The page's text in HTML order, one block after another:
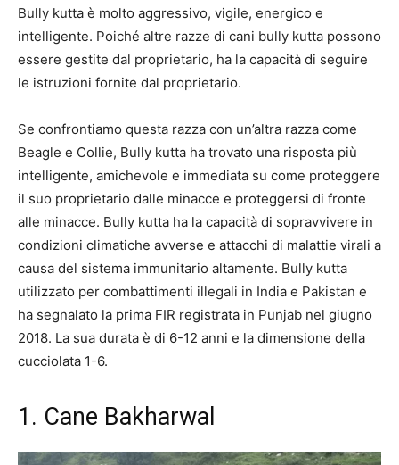
Bully kutta è molto aggressivo, vigile, energico e
intelligente. Poiché altre razze di cani bully kutta possono
essere gestite dal proprietario, ha la capacità di seguire
le istruzioni fornite dal proprietario.
Se confrontiamo questa razza con un’altra razza come
Beagle e Collie, Bully kutta ha trovato una risposta più
intelligente, amichevole e immediata su come proteggere
il suo proprietario dalle minacce e proteggersi di fronte
alle minacce. Bully kutta ha la capacità di sopravvivere in
condizioni climatiche avverse e attacchi di malattie virali a
causa del sistema immunitario altamente. Bully kutta
utilizzato per combattimenti illegali in India e Pakistan e
ha segnalato la prima FIR registrata in Punjab nel giugno
2018. La sua durata è di 6-12 anni e la dimensione della
cucciolata 1-6.
1. Cane Bakharwal